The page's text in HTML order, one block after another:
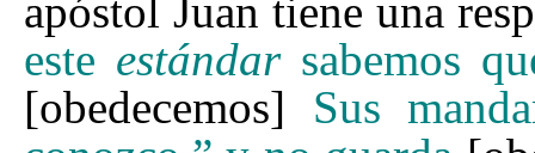
apóstol Juan tiene una
este estándarsabemos
[obedecemos] Sus